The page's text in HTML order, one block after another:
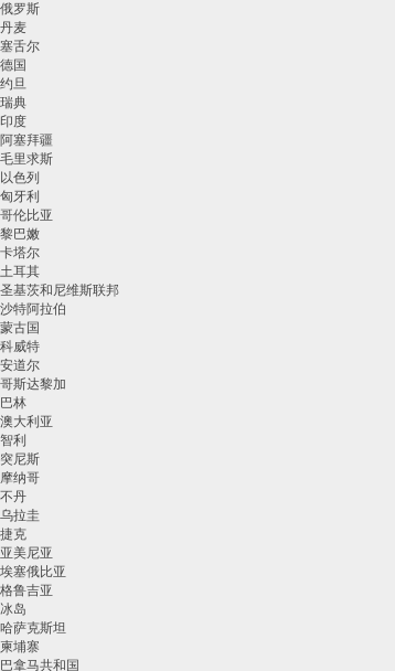
俄罗斯
丹麦
塞舌尔
德国
约旦
瑞典
印度
阿塞拜疆
毛里求斯
以色列
匈牙利
哥伦比亚
黎巴嫩
卡塔尔
土耳其
圣基茨和尼维斯联邦
沙特阿拉伯
蒙古国
科威特
安道尔
哥斯达黎加
巴林
澳大利亚
智利
突尼斯
摩纳哥
不丹
乌拉圭
捷克
亚美尼亚
埃塞俄比亚
格鲁吉亚
冰岛
哈萨克斯坦
柬埔寨
巴拿马共和国